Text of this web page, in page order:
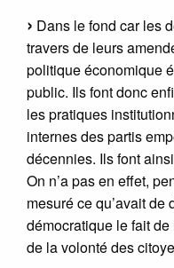
Dans le fond car les
travers de leurs
politique économique
public. Ils font donc
les pratiques
internes des partis
décennies. Ils font
On n’a pas en effet,
mesuré ce qu’avait
démocratique le fait
de la volonté des